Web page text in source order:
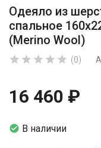
Одеяло из
спальное
(Merino Wool)
     (0)
16 460 ₽
 В наличии